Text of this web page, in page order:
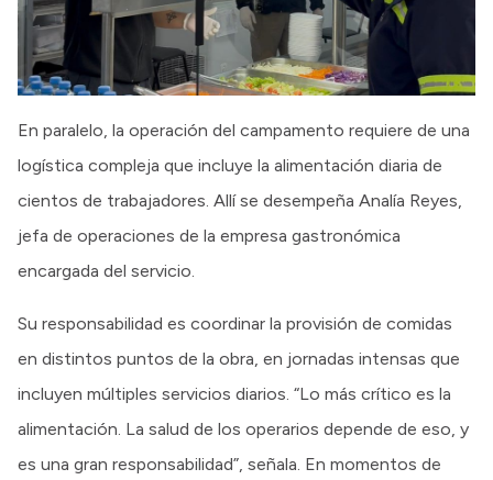
En paralelo, la operación del campamento requiere de una
logística compleja que incluye la alimentación diaria de
cientos de trabajadores. Allí se desempeña Analía Reyes,
jefa de operaciones de la empresa gastronómica
encargada del servicio.
Su responsabilidad es coordinar la provisión de comidas
en distintos puntos de la obra, en jornadas intensas que
incluyen múltiples servicios diarios. “Lo más crítico es la
alimentación. La salud de los operarios depende de eso, y
es una gran responsabilidad”, señala. En momentos de